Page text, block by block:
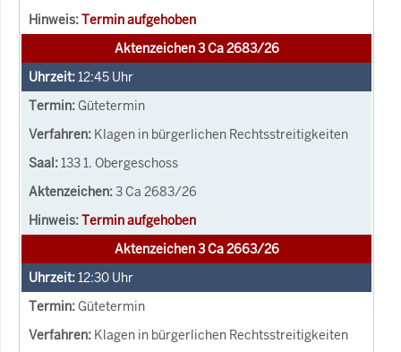
Termin aufgehoben
Aktenzeichen 3 Ca 2683/26
12:45 Uhr
Gütetermin
Klagen in bürgerlichen Rechtsstreitigkeiten
133 1. Obergeschoss
3 Ca 2683/26
Termin aufgehoben
Aktenzeichen 3 Ca 2663/26
12:30 Uhr
Gütetermin
Klagen in bürgerlichen Rechtsstreitigkeiten